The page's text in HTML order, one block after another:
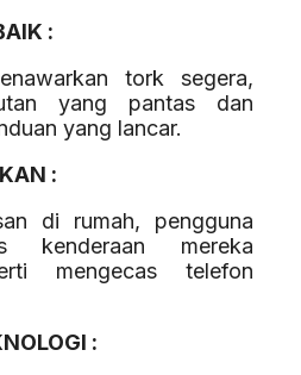
:
tork segera,
yang pantas dan
yang lancar.
:
di rumah, pengguna
kenderaan mereka
mengecas telefon
: